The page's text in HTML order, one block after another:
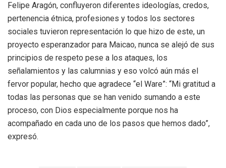
Felipe Aragón, confluyeron diferentes ideologías, credos,
pertenencia étnica, profesiones y todos los sectores
sociales tuvieron representación lo que hizo de este, un
proyecto esperanzador para Maicao, nunca se alejó de sus
principios de respeto pese a los ataques, los
señalamientos y las calumnias y eso volcó aún más el
fervor popular, hecho que agradece “el Ware”: “Mi gratitud a
todas las personas que se han venido sumando a este
proceso, con Dios especialmente porque nos ha
acompañado en cada uno de los pasos que hemos dado”,
expresó.